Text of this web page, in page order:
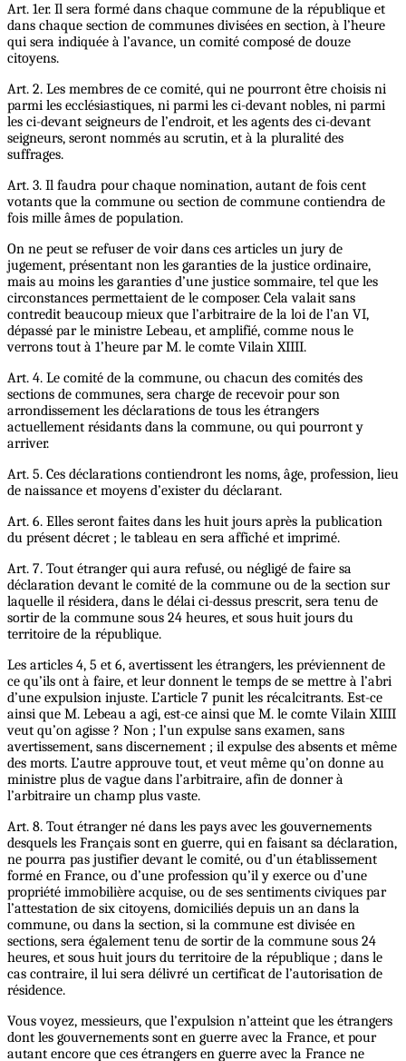
Art. 1er. Il sera formé dans chaque commune de la république et
dans chaque section de communes divisées en section, à l’heure
qui sera indiquée à l’avance, un comité composé de douze
citoyens.
Art. 2. Les membres de ce comité, qui ne pourront être choisis ni
parmi les ecclésiastiques, ni parmi les ci-devant nobles, ni parmi
les ci-devant seigneurs de l’endroit, et les agents des ci-devant
seigneurs, seront nommés au scrutin, et à la pluralité des
suffrages.
Art. 3. Il faudra pour chaque nomination, autant de fois cent
votants que la commune ou section de commune contiendra de
fois mille âmes de population.
On ne peut se refuser de voir dans ces articles un jury de
jugement, présentant non les garanties de la justice ordinaire,
mais au moins les garanties d’une justice sommaire, tel que les
circonstances permettaient de le composer. Cela valait sans
contredit beaucoup mieux que l’arbitraire de la loi de l’an VI,
dépassé par le ministre Lebeau, et amplifié, comme nous le
verrons tout à 1’heure par M. le comte Vilain XIIII.
Art. 4. Le comité de la commune, ou chacun des comités des
sections de communes, sera charge de recevoir pour son
arrondissement les déclarations de tous les étrangers
actuellement résidants dans la commune, ou qui pourront y
arriver.
Art. 5. Ces déclarations contiendront les noms, âge, profession, lieu
de naissance et moyens d’exister du déclarant.
Art. 6. Elles seront faites dans les huit jours après la publication
du présent décret ; le tableau en sera affiché et imprimé.
Art. 7. Tout étranger qui aura refusé, ou négligé de faire sa
déclaration devant le comité de la commune ou de la section sur
laquelle il résidera, dans le délai ci-dessus prescrit, sera tenu de
sortir de la commune sous 24 heures, et sous huit jours du
territoire de la république.
Les articles 4, 5 et 6, avertissent les étrangers, les préviennent de
ce qu’ils ont à faire, et leur donnent le temps de se mettre à l’abri
d’une expulsion injuste. L’article 7 punit les récalcitrants. Est-ce
ainsi que M. Lebeau a agi, est-ce ainsi que M. le comte Vilain XIIII
veut qu’on agisse ? Non ; l’un expulse sans examen, sans
avertissement, sans discernement ; il expulse des absents et même
des morts. L’autre approuve tout, et veut même qu’on donne au
ministre plus de vague dans l’arbitraire, afin de donner à
l’arbitraire un champ plus vaste.
Art. 8. Tout étranger né dans les pays avec les gouvernements
desquels les Français sont en guerre, qui en faisant sa déclaration,
ne pourra pas justifier devant le comité, ou d’un établissement
formé en France, ou d’une profession qu’il y exerce ou d’une
propriété immobilière acquise, ou de ses sentiments civiques par
l’attestation de six citoyens, domiciliés depuis un an dans la
commune, ou dans la section, si la commune est divisée en
sections, sera également tenu de sortir de la commune sous 24
heures, et sous huit jours du territoire de la république ; dans le
cas contraire, il lui sera délivré un certificat de l’autorisation de
résidence.
Vous voyez, messieurs, que l’expulsion n’atteint que les étrangers
dont les gouvernements sont en guerre avec la France, et pour
autant encore que ces étrangers en guerre avec la France ne